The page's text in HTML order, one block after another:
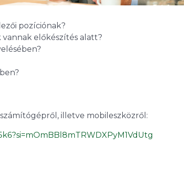
pozíciónak?
előkészítés alatt?
illetve mobileszközről: